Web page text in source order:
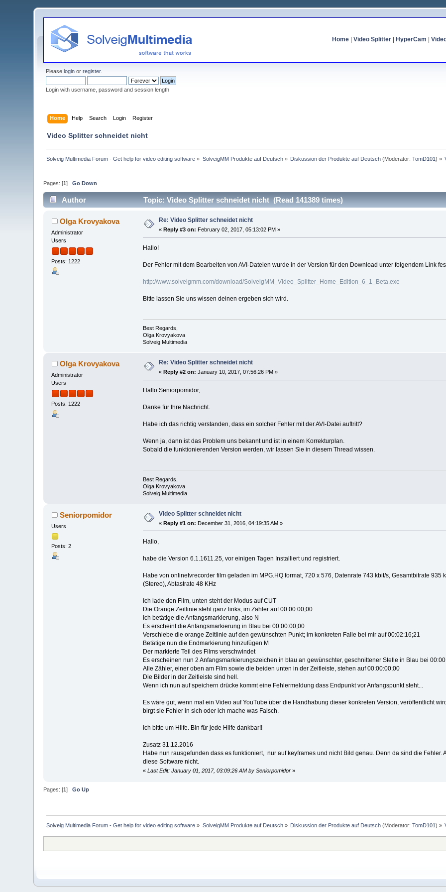
Home| Video Splitter| HyperCam
Pleaselogin orregister.
Login with username, password and session length
Home Help Search Login Register
Video Splitter schneidet nicht
Solveig Multimedia Forum - Get help for video editing software » SolveigMM Produkte auf Deutsch» Diskussion der Produkte auf Deutsch (Moderator:TomD101) »
Pages: [1]Go Down
Author Topic: Video Splitter schneidet nicht (Read 141389 times)
Olga Krovyakova
Administrator
Users
Posts: 1222
Re: Video Splitter schneidet nicht
«Reply #3 on: February 02, 2017, 05:13:02 PM »
Hallo!
Der Fehler mit dem Bearbeiten von AVI-Dateien wurde in der Version für den Download unter folgendem Link
http://www.solveigmm.com/download/SolveigMM_Video_Splitter_Home_Edition_6_1_Beta.exe
Bitte lassen Sie uns wissen deinen ergeben sich wird.
Best Regards,
Olga Krovyakova
Solveig Multimedia
Olga Krovyakova
Administrator
Users
Posts: 1222
Re: Video Splitter schneidet nicht
« Reply #2 on: January 10, 2017, 07:56:26 PM »
Hallo Seniorpomidor,
Danke für Ihre Nachricht.
Habe ich das richtig verstanden, dass ein solcher Fehler mit der AVI-Datei auftritt?
Wenn ja, dann ist das Problem uns bekannt und ist in einem Korrekturplan.
Sobald die funktionierenden Version werden, wir lassen Sie in diesem Thread wissen.
Best Regards,
Olga Krovyakova
Solveig Multimedia
Seniorpomidor
Users
Posts: 2
Video Splitter schneidet nicht
«Reply #1 on: December 31, 2016, 04:19:35 AM »
Hallo,
habe die Version 6.1.1611.25, vor einigen Tagen Installiert und registriert.
Habe von onlinetvrecorder film geladen im MPG.HQ format, 720 x 576, Datenrate 743 kbit/s, Gesamtbitrate 935
(Stereo), Abtastrate 48 KHz
Ich lade den Film, unten steht der Modus auf CUT
Die Orange Zeitlinie steht ganz links, im Zähler auf 00:00:00;00
Ich betätige die Anfangsmarkierung, also N
Es erscheint die Anfangsmarkierung in Blau bei 00:00:00;00
Verschiebe die orange Zeitlinie auf den gewünschten Punkt; im konkreten Falle bei mir auf 00:02:16;21
Betätige nun die Endmarkierung hinzufügen M
Der markierte Teil des Films verschwindet
Es erscheinen nun 2 Anfangsmarkierungszeichen in blau an gewünschter, geschnittener Stelle in Blau bei
Alle Zähler, einer oben am Film sowie die beiden unten in der Zeitleiste, stehen auf 00:00:00;00
Die Bilder in der Zeitleiste sind hell.
Wenn ich nun auf speichern drücke kommt eine Fehlermeldung dass Endpunkt vor Anfangspunkt steht...
Es wäre gut, wenn mal ein Video auf YouTube über die Handhabung dieser konkreten Version, veröffentlicht
birgt sie Fehler in sich oder ich mache was Falsch.
Ich bitte um Hilfe. Bin für jede Hilfe dankbar!!
Zusatz 31.12.2016
Habe nun rausgefunden dass es funktioniert, nur auf keyframes und nicht Bild genau. Denn da sind die
diese Software nicht.
« Last Edit: January 01, 2017, 03:09:26 AM by Seniorpomidor»
Pages: [1]Go Up
Solveig Multimedia Forum - Get help for video editing software » SolveigMM Produkte auf Deutsch» Diskussion der Produkte auf Deutsch (Moderator:TomD101) »